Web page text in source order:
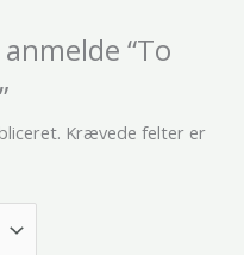
“To
Krævede felter er